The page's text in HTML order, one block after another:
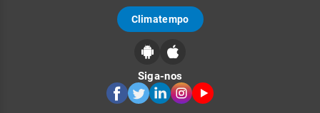
Climatempo
Siga-nos